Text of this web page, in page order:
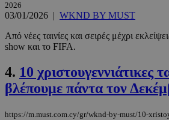
2026
03/01/2026 | WKND BY MUST
Από νέες ταινίες και σειρές μέχρι
show και το FIFA.
4. 10 χριστουγεννιάτικες
βλέπουμε πάντα τον
https://m.must.com.cy/gr/wknd-by-must/10-